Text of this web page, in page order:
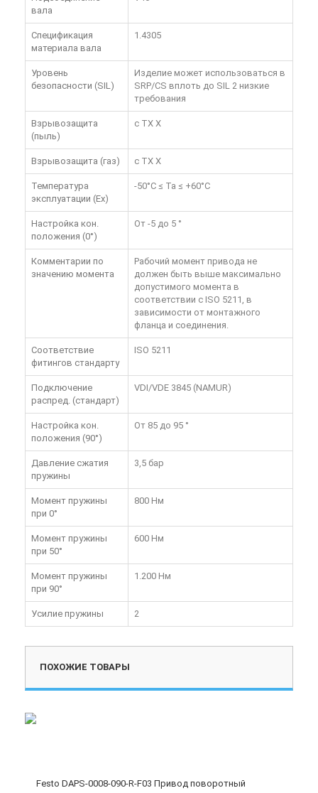
вала
Спецификация
материала вала
1.4305
Уровень
безопасности (SIL)
Изделие может использоваться в
SRP/CS вплоть до SIL 2 низкие
требования
Взрывозащита
(пыль)
c TX X
Взрывозащита (газ) c TX X
Температура
эксплуатации (Ex)
-50°C ≤ Ta ≤ +60°C
Настройка кон.
положения (0°)
От -5 до 5 °
Комментарии по
значению момента
Рабочий момент привода не
должен быть выше максимально
допустимого момента в
соответствии с ISO 5211, в
зависимости от монтажного
фланца и соединения.
Соответствие
фитингов стандарту
ISO 5211
Подключение
распред. (стандарт)
VDI/VDE 3845 (NAMUR)
Настройка кон.
положения (90°)
От 85 до 95 °
Давление сжатия
пружины
3,5 бар
Момент пружины
при 0°
800 Нм
Момент пружины
при 50°
600 Нм
Момент пружины
при 90°
1.200 Нм
Усилие пружины 2
ПОХОЖИЕ ТОВАРЫ